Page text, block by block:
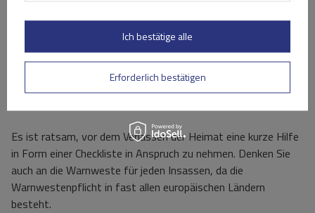
Überlänge
Aluminium
reflektierend
Spanien
Ja Kunststoff/Alu
2 Tafeln bei voller
Portugal
Ja Kunststoff/Alu Ähnlich wie Spanien
Es ist ratsam, vor dem Verlassen der Heimat eine kurze Hilfe
in Form einer Checkliste in Anspruch zu nehmen. Denken Sie
auch an die Warnweste für jeden Insassen, da die
Warnwestenpflicht in fast allen europäischen Ländern
besteht.
Erforderlich bestätigen
Ich bestätige alle